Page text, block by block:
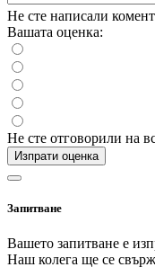
Не сте написали
Вашата оценка:
Не сте отговорили на
Изпрати оценка
Запитване
Вашето запитване е
Наш колега ще се